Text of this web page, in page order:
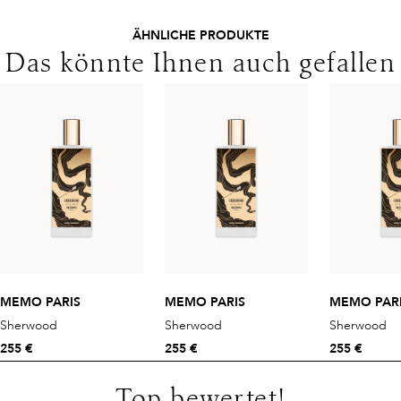
ÄHNLICHE PRODUKTE
Das könnte Ihnen auch gefallen
MEMO PARIS
Sherwood
255 €
MEMO PARIS
Sherwood
255 €
MEMO
Sherwood
255 €